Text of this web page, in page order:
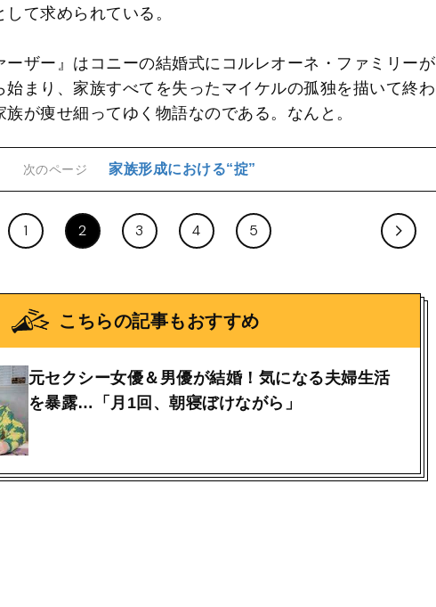
て求められている。
ーザー』はコニーの結婚式にコルレオーネ・ファミリーが
始まり、家族すべてを失ったマイケルの孤独を描いて終わ
が痩せ細ってゆく物語なのである。なんと。
次のページ 家族形成における“掟”
1 2 3 4 5
こちらの記事もおすすめ
元セクシー女優＆男優が結婚！気になる夫婦生活
を暴露…「月1回、朝寝ぼけながら」